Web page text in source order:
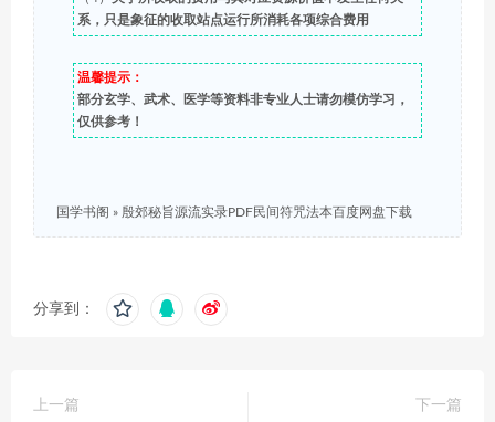
系，只是象征的收取站点运行所消耗各项综合费用
温馨提示：
部分玄学、武术、医学等资料非专业人士请勿模仿学习，
仅供参考！
国学书阁 » 殷郊秘旨源流实录PDF民间符咒法本百度网盘下载
分享到：
上一篇
下一篇